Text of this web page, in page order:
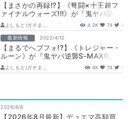
【まさかの再録!?】《弩闘×十王超フ
ァイナルウォーズ!!!》が『鬼ヤバ逆襲
S-MAX!!』に収録判明！
よしもと(ガチま... 4.2K 74 -
最新情報 2022/4/12
【まるでへブフォ!?】《トレジャー・
ルーン》が『鬼ヤバ逆襲S-MAX!!』に
収録判明！
よしもと(ガチま... 4K 74 -
2026/8/6
【2026年8月最新】デュエマ高額買